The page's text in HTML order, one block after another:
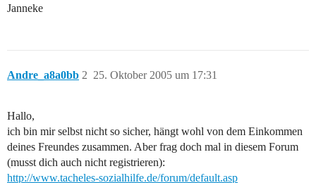
Janneke
Andre_a8a0bb 25. Oktober 2005 um 17:31
2
Hallo,
ich bin mir selbst nicht so sicher, hängt wohl von dem Einkommen
deines Freundes zusammen. Aber frag doch mal in diesem Forum
(musst dich auch nicht registrieren):
http://www.tacheles-sozialhilfe.de/forum/default.asp